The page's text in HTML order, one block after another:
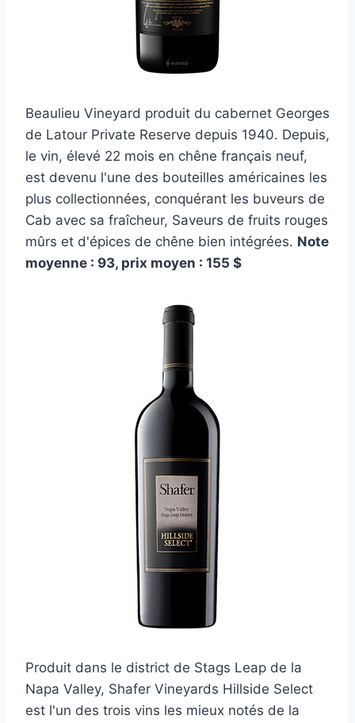
Beaulieu Vineyard produit du cabernet Georges
de Latour Private Reserve depuis 1940. Depuis,
le vin, élevé 22 mois en chêne français neuf,
est devenu l'une des bouteilles américaines les
plus collectionnées, conquérant les buveurs de
Cab avec sa fraîcheur, Saveurs de fruits rouges
mûrs et d'épices de chêne bien intégrées. Note
moyenne : 93, prix moyen : 155 $
Produit dans le district de Stags Leap de la
Napa Valley, Shafer Vineyards Hillside Select
est l'un des trois vins les mieux notés de la